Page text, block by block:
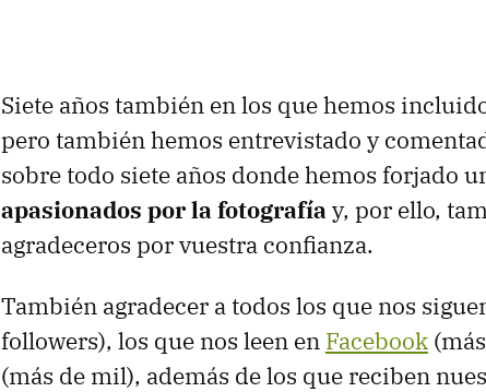
Siete años también en los que hemos
pero también hemos entrevistado y
sobre todo siete años donde hemos forjado
apasionados por la fotografía y, por ello,
agradeceros por vuestra confianza.
También agradecer a todos los que nos
followers), los que nos leen en Facebook
(más de mil), además de los que reciben